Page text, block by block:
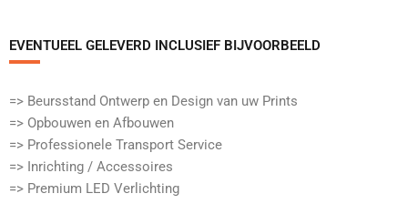
EVENTUEEL GELEVERD INCLUSIEF BIJVOORBEELD​
=> Beursstand Ontwerp en Design van uw Prints
=> Opbouwen en Afbouwen
=> Professionele Transport Service
=> Inrichting / Accessoires
=> Premium LED Verlichting